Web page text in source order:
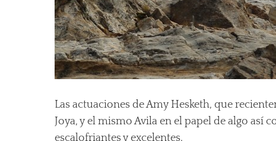
Las actuaciones de Amy Hesketh, que
Joya, y el mismo Avila en el papel de algo
escalofriantes y excelentes.